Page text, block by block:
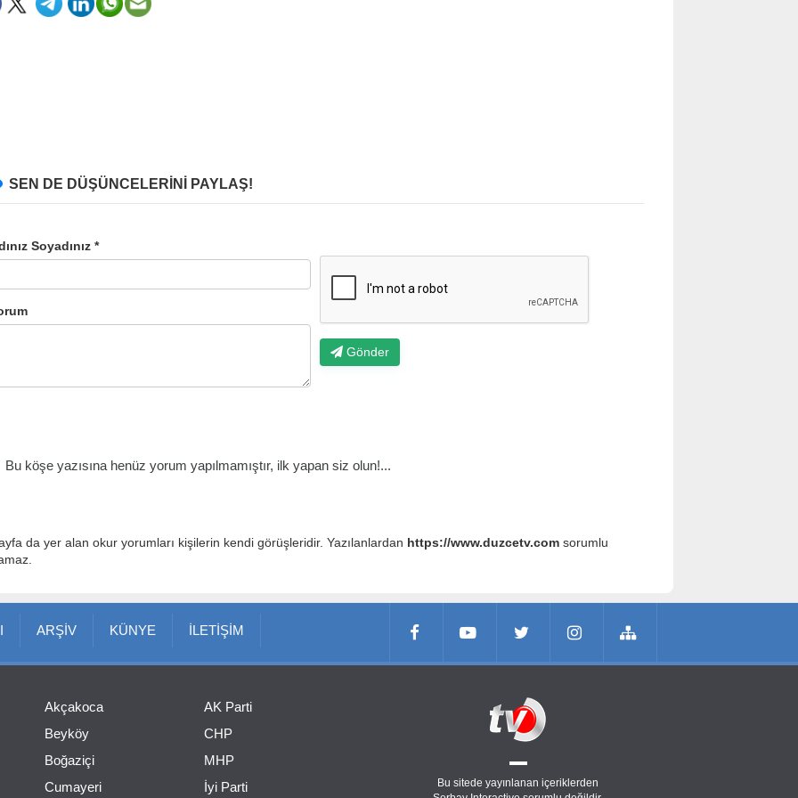
SEN DE DÜŞÜNCELERİNİ PAYLAŞ!
Soyadınız *
Gönder
Bu köşe yazısına henüz yorum yapılmamıştır, ilk yapan siz olun!...
da yer alan okur yorumları kişilerin kendi görüşleridir. Yazılanlardan https://www.duzcetv.comsorumlu
ARŞİV KÜNYE İLETİŞİM
Akçakoca
Beyköy
Boğaziçi
Cumayeri
AK Parti
CHP
MHP
İyi Parti
Bu sitede yayınlanan içeriklerden